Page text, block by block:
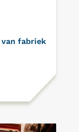
fabriek